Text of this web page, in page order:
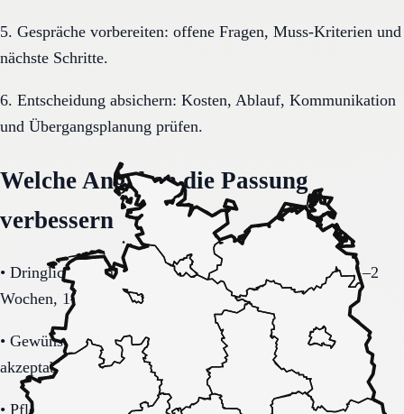
5. Gespräche vorbereiten: offene Fragen, Muss-Kriterien und
nächste Schritte.
6. Entscheidung absichern: Kosten, Ablauf, Kommunikation
und Übergangsplanung prüfen.
Welche Angaben die Passung
verbessern
• Dringlichkeit mit realistischer Einschätzung (sofort, 1–2
Wochen, 1–3 Monate).
• Gewünschte Region in Rheinland-Pfalz inklusive
akzeptablem Suchradius.
• Pflegegrad-Status (vorhanden, beantragt, unklar) und